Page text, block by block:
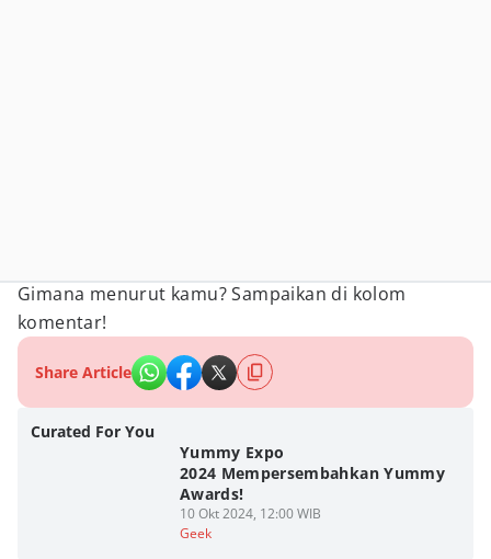
Gimana menurut kamu? Sampaikan di kolom
komentar!
Share Article
Curated For You
Yummy Expo
2024 Mempersembahkan Yummy
Awards!
10 Okt 2024, 12:00 WIB
Geek